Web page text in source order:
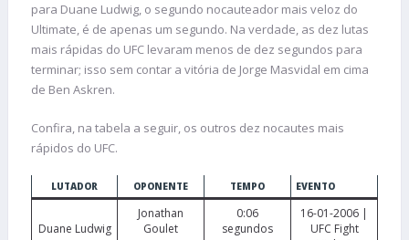
para Duane Ludwig, o segundo nocauteador mais veloz do
Ultimate, é de apenas um segundo. Na verdade, as dez lutas
mais rápidas do UFC levaram menos de dez segundos para
terminar; isso sem contar a vitória de Jorge Masvidal em cima
de Ben Askren.
Confira, na tabela a seguir, os outros dez nocautes mais
rápidos do UFC.
LUTADOR OPONENTE TEMPO EVENTO
Duane Ludwig
Jonathan
Goulet
0:06
segundos
16-01-2006 |
UFC Fight